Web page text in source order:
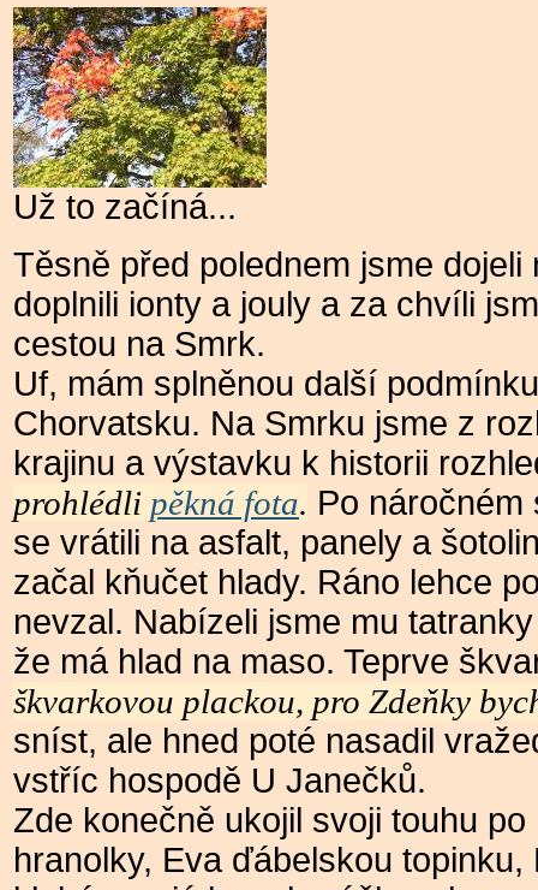
Už to začíná...
Těsně před polednem jsme
doplnili ionty a jouly a za chvíli
cestou na Smrk.
Uf, mám splněnou další
Chorvatsku. Na Smrku jsme z
krajinu a výstavku k historii
prohlédli pěkná fota. Po náročném
se vrátili na asfalt, panely a
začal kňučet hlady. Ráno lehce
nevzal. Nabízeli jsme mu
že má hlad na maso. Teprve
škvarkovou plackou, pro Zdeňky
sníst, ale hned poté nasadil
vstříc hospodě U Janečků.
Zde konečně ukojil svoji touhu
hranolky, Eva ďábelskou